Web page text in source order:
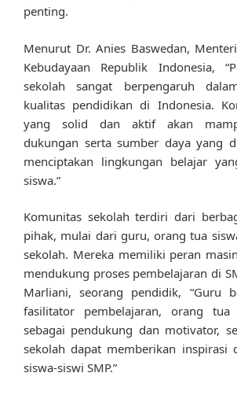
penting.
Menurut Dr. Anies Baswedan,
Kebudayaan Republik Indonesia,
sekolah sangat berpengaruh
kualitas pendidikan di Indonesia.
yang solid dan aktif akan
dukungan serta sumber daya yang
menciptakan lingkungan belajar
siswa.”
Komunitas sekolah terdiri dari
pihak, mulai dari guru, orang tua
sekolah. Mereka memiliki peran
mendukung proses pembelajaran di
Marliani, seorang pendidik, “Guru
fasilitator pembelajaran, orang tua
sebagai pendukung dan motivator,
sekolah dapat memberikan inspirasi
siswa-siswi SMP.”